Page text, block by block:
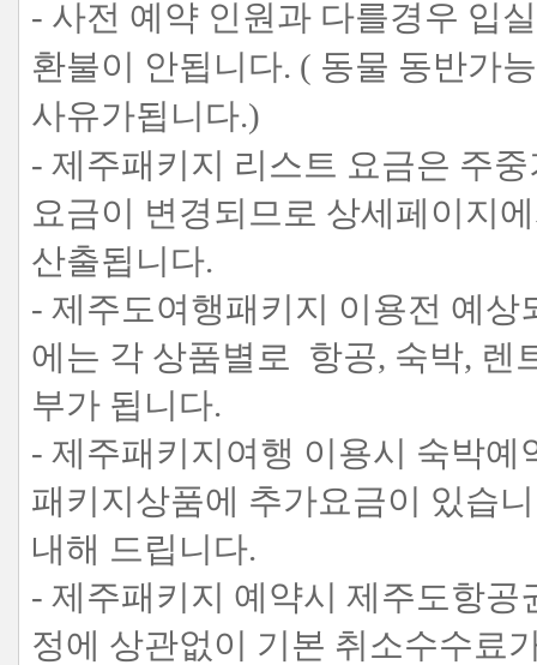
- 사전 예약 인원과 다를경우 입
환불이 안됩니다. ( 동물 동반가
사유가됩니다.)
- 제주패키지 리스트 요금은 주
요금이 변경되므로 상세페이지
산출됩니다.
- 제주도여행패키지 이용전 예
에는 각 상품별로 항공, 숙박, 렌
부가 됩니다.
- 제주패키지여행 이용시 숙박
패키지상품에 추가요금이 있습
내해 드립니다.
- 제주패키지 예약시 제주도항
정에 상관없이 기본 취소수수료